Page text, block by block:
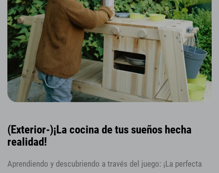
(Exterior-)¡La cocina de tus sueños hecha
realidad!
Aprendiendo y descubriendo a través del juego: ¡La perfecta